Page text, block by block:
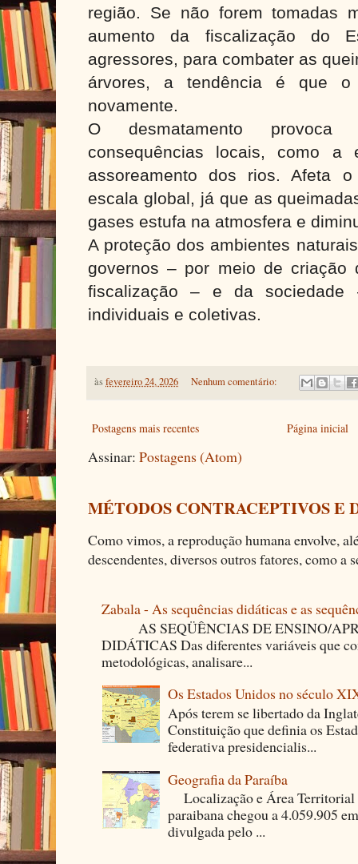
região. Se não forem tomadas
aumento da fiscalização do
agressores, para combater as
árvores, a tendência é que o
novamente.
O desmatamento
consequências locais, como
assoreamento dos rios. Afeta
escala global, já que as
gases estufa na atmosfera e
A proteção dos ambientes
governos – por meio de criação
fiscalização – e da
individuais e coletivas.
àsfevereiro 24, 2026 Nenhum comentário:
Postagens mais recentes Página inicial
Assinar: Postagens (Atom)
MÉTODOS CONTRACEPTIVOS E
Como vimos, a reprodução humana envolve,
descendentes, diversos outros fatores, como a
Zabala - As sequências didáticas e as
AS SEQÜÊNCIAS DE ENSINO/
DIDÁTICAS Das diferentes variáveis que
metodológicas, analisare...
Os Estados Unidos no século
Após terem se libertado da
Constituição que definia os
federativa presidencialis...
Geografia da Paraíba
Localização e Área
paraibana chegou a 4.059.905
divulgada pelo ...